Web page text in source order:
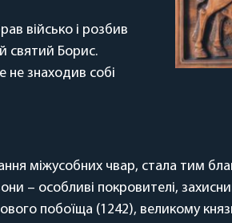
військо і розбив
святий Борис.
не знаходив собі
міжусобних чвар, стала тим
– особливі покровителі,
побоїща (1242), великому